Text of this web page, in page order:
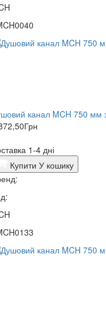
канал MCH 750 мм
Грн
1-4 дні
Купити У кошику